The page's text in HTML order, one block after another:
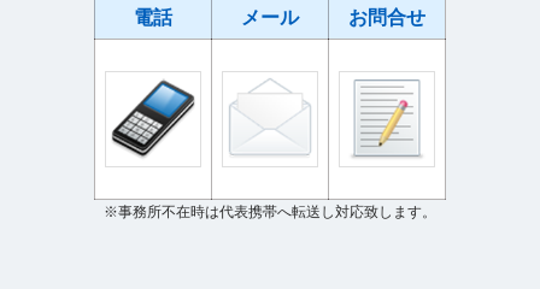
電話 メール お問合せ
※事務所不在時は代表携帯へ転送し対応致します。